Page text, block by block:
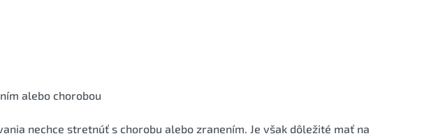
alebo chorobou
nechce stretnúť s chorobu alebo zranením. Je však dôležité mať na